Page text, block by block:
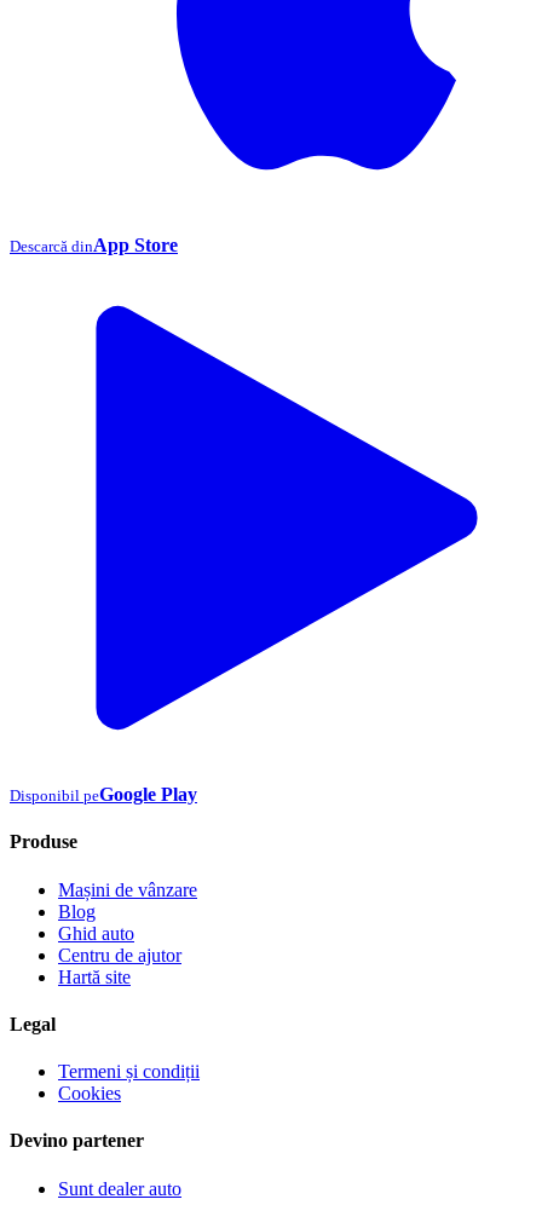
Descarcă dinApp Store
Disponibil peGoogle Play
Produse
Mașini de vânzare
Blog
Ghid auto
Centru de ajutor
Hartă site
Legal
Termeni și condiții
Cookies
Devino partener
Sunt dealer auto